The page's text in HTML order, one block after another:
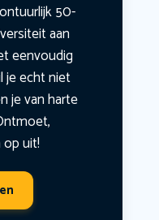
50-
aan
eenvoudig
je echt niet
je van harte
uit!